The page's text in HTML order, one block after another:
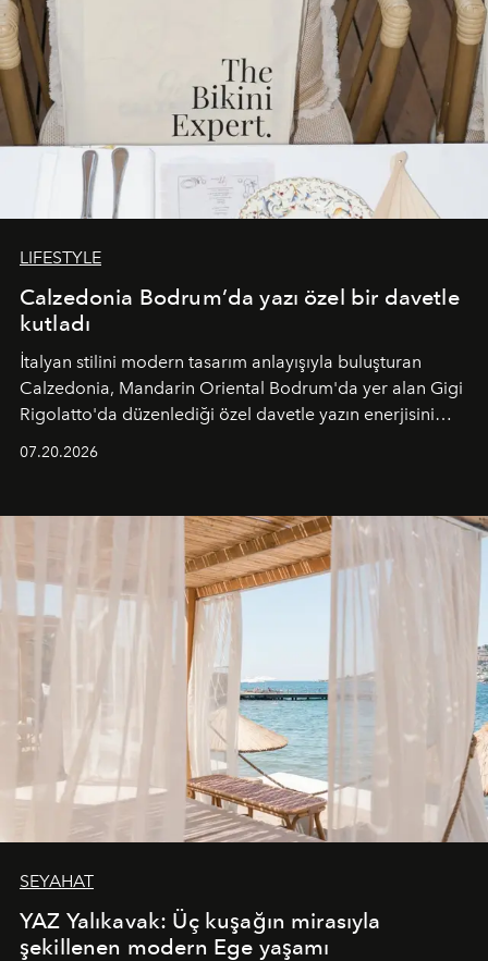
LIFESTYLE
Calzedonia Bodrum’da yazı özel bir davetle
kutladı
İtalyan stilini modern tasarım anlayışıyla buluşturan
Calzedonia, Mandarin Oriental Bodrum'da yer alan Gigi
Rigolatto'da düzenlediği özel davetle yazın enerjisini
07.20.2026
SEYAHAT
YAZ Yalıkavak: Üç kuşağın mirasıyla
şekillenen modern Ege yaşamı